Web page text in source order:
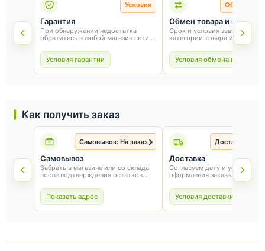
Условия
Гарантия
При обнаружении недостатка
обратитесь в любой магазин сети
от товара и соблюдения правил
эксплуатации.
Условия гарантии
Обмен и
Обмен товара и возврат
Срок и условия зависят от
категории товара и способа
покупки. Для обмена или
сохраните товарный вид,
и чек.
Условия обмена и
Как получить заказ
Самовывоз: На заказ
Самовывоз
Забрать в магазине или со склада,
после подтверждения остатков
Показать адрес
Доставка: На
Доставка
Согласуем дату и условия
оформления заказа.
Условия доставки